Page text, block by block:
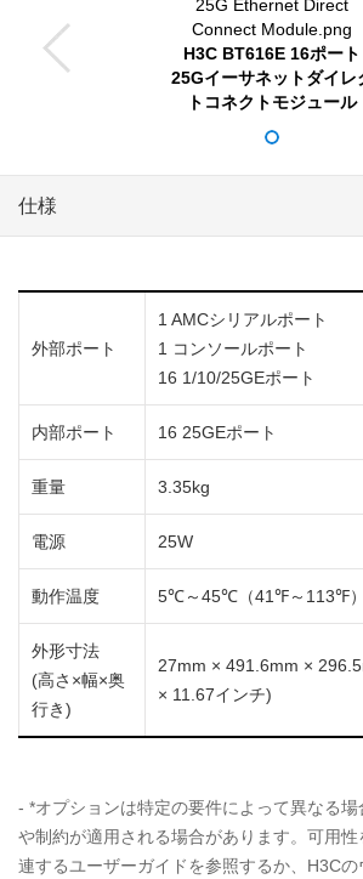
H3C BT616E 16ポート
25Gイーサネットダイレ
トコネクトモジュール
仕様
外部ポート
1 AMCシリアルポート
1 コンソールポート
16 1/10/25GEポート
内部ポート 16 25GEポート
重量 3.35kg
電源 25W
動作温度 5℃～45℃（41℉～113℉
外形寸法
(高さ×幅×奥
行き)
27mm × 491.6mm ×
× 11.67インチ)
- *オプションは特定の要件によって異なる
や制約が適用される場合があります。可用性
連するユーザーガイドを参照するか、H3Cの